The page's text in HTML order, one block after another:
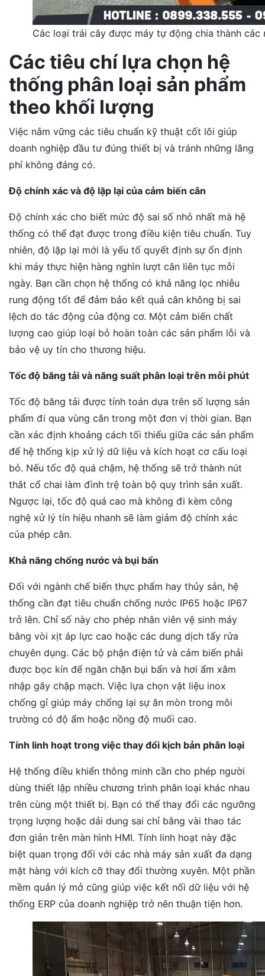
Các loại trái cây được máy tự động chia thành
Các tiêu chí lựa chọn hệ
thống phân loại sản phẩm
theo khối lượng
Việc nắm vững các tiêu chuẩn kỹ thuật cốt lõi giúp
doanh nghiệp đầu tư đúng thiết bị và tránh những lãng
phí không đáng có.
Độ chính xác và độ lặp lại của cảm biến cân
Độ chính xác cho biết mức độ sai số nhỏ nhất mà hệ
thống có thể đạt được trong điều kiện tiêu chuẩn. Tuy
nhiên, độ lặp lại mới là yếu tố quyết định sự ổn định
khi máy thực hiện hàng nghìn lượt cân liên tục mỗi
ngày. Bạn cần chọn hệ thống có khả năng lọc nhiễu
rung động tốt để đảm bảo kết quả cân không bị sai
lệch do tác động của động cơ. Một cảm biến chất
lượng cao giúp loại bỏ hoàn toàn các sản phẩm lỗi và
bảo vệ uy tín cho thương hiệu.
Tốc độ băng tải và năng suất phân loại trên mỗi phút
Tốc độ băng tải được tính toán dựa trên số lượng sản
phẩm đi qua vùng cân trong một đơn vị thời gian. Bạn
cần xác định khoảng cách tối thiểu giữa các sản phẩm
để hệ thống kịp xử lý dữ liệu và kích hoạt cơ cấu loại
bỏ. Nếu tốc độ quá chậm, hệ thống sẽ trở thành nút
thắt cổ chai làm đình trệ toàn bộ quy trình sản xuất.
Ngược lại, tốc độ quá cao mà không đi kèm công
nghệ xử lý tín hiệu nhanh sẽ làm giảm độ chính xác
của phép cân.
Khả năng chống nước và bụi bẩn
Đối với ngành chế biến thực phẩm hay thủy sản, hệ
thống cần đạt tiêu chuẩn chống nước IP65 hoặc IP67
trở lên. Chỉ số này cho phép nhân viên vệ sinh máy
bằng vòi xịt áp lực cao hoặc các dung dịch tẩy rửa
chuyên dụng. Các bộ phận điện tử và cảm biến phải
được bọc kín để ngăn chặn bụi bẩn và hơi ẩm xâm
nhập gây chập mạch. Việc lựa chọn vật liệu inox
chống gỉ giúp máy chống lại sự ăn mòn trong môi
trường có độ ẩm hoặc nồng độ muối cao.
Tính linh hoạt trong việc thay đổi kịch bản phân loại
Hệ thống điều khiển thông minh cần cho phép người
dùng thiết lập nhiều chương trình phân loại khác nhau
trên cùng một thiết bị. Bạn có thể thay đổi các ngưỡng
trọng lượng hoặc dải dung sai chỉ bằng vài thao tác
đơn giản trên màn hình HMI. Tính linh hoạt này đặc
biệt quan trọng đối với các nhà máy sản xuất đa dạng
mặt hàng với kích cỡ thay đổi thường xuyên. Một phần
mềm quản lý mở cũng giúp việc kết nối dữ liệu với hệ
thống ERP của doanh nghiệp trở nên thuận tiện hơn.